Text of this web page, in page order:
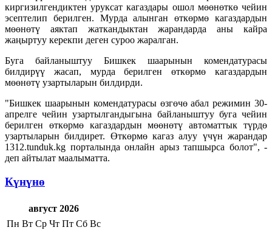
киргизилгендиктен уруксат кагаздары ошол мөөнөткө чейин
эсептелип берилген. Мурда алынган өткөрмө кагаздардын
мөөнөтү аяктап жаткандыктан жарандарда аны кайра
жаңыртуу керекпи деген суроо жаралган.
Буга байланыштуу Бишкек шаарынын комендатурасы
билдирүү жасап, мурда берилген өткөрмө кагаздардын
мөөнөтү узартыларын билдирди.
"Бишкек шаарынын комендатурасы өзгөчө абал режимин 30-
апрелге чейин узартылгандыгына байланыштуу буга чейин
берилген өткөрмө кагаздардын мөөнөтү автоматтык түрдө
узартыларын билдирет. Өткөрмө кагаз алуу үчүн жарандар
1312.tunduk.kg порталында онлайн арыз тапшырса болот", -
деп айтылат маалыматта.
Күнүнө
август 2026
Пн Вт Ср Чт Пт Сб Вс